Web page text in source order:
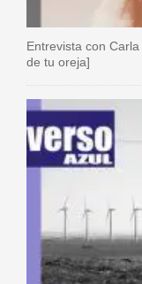
Entrevista con
de tu oreja]